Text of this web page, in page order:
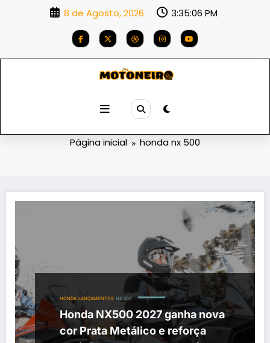
8 de Agosto, 2026 3:35:06 PM
Etiqueta: honda nx 500
Página inicial honda nx 500
HONDA LANÇAMENTOS NX 500
Honda NX500 2027 ganha nova
cor Prata Metálico e reforça